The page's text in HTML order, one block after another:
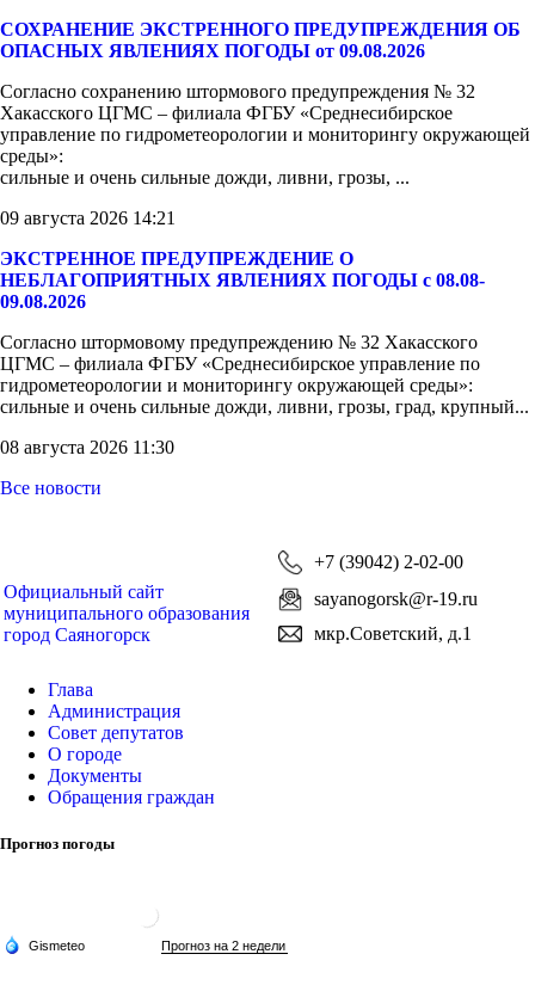
СОХРАНЕНИЕ ЭКСТРЕННОГО ПРЕДУПРЕЖДЕНИЯ ОБ
ОПАСНЫХ ЯВЛЕНИЯХ ПОГОДЫ от 09.08.2026
Согласно сохранению штормового предупреждения № 32
Хакасского ЦГМС – филиала ФГБУ «Среднесибирское
управление по гидрометеорологии и мониторингу окружающей
среды»:
сильные и очень сильные дожди, ливни, грозы, ...
09 августа 2026 14:21
ЭКСТРЕННОЕ ПРЕДУПРЕЖДЕНИЕ О
НЕБЛАГОПРИЯТНЫХ ЯВЛЕНИЯХ ПОГОДЫ с 08.08-
09.08.2026
Согласно штормовому предупреждению № 32 Хакасского
ЦГМС – филиала ФГБУ «Среднесибирское управление по
гидрометеорологии и мониторингу окружающей среды»:
сильные и очень сильные дожди, ливни, грозы, град, крупный...
08 августа 2026 11:30
Все новости
Официальный сайт
муниципального образования
город Саяногорск
+7 (39042) 2-02-00
sayanogorsk@r-19.ru
мкр.Советский, д.1
Глава
Администрация
Совет депутатов
О городе
Документы
Обращения граждан
Прогноз погоды